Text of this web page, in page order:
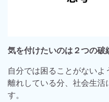
気を付けたいのは２つの破
自分では困ることがない
離れしている分、社会生活
す。